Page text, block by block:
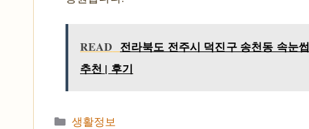
READ 전라북도 전주시 덕진구 송천동 속눈
추천 | 후기
카테고리
생활정보